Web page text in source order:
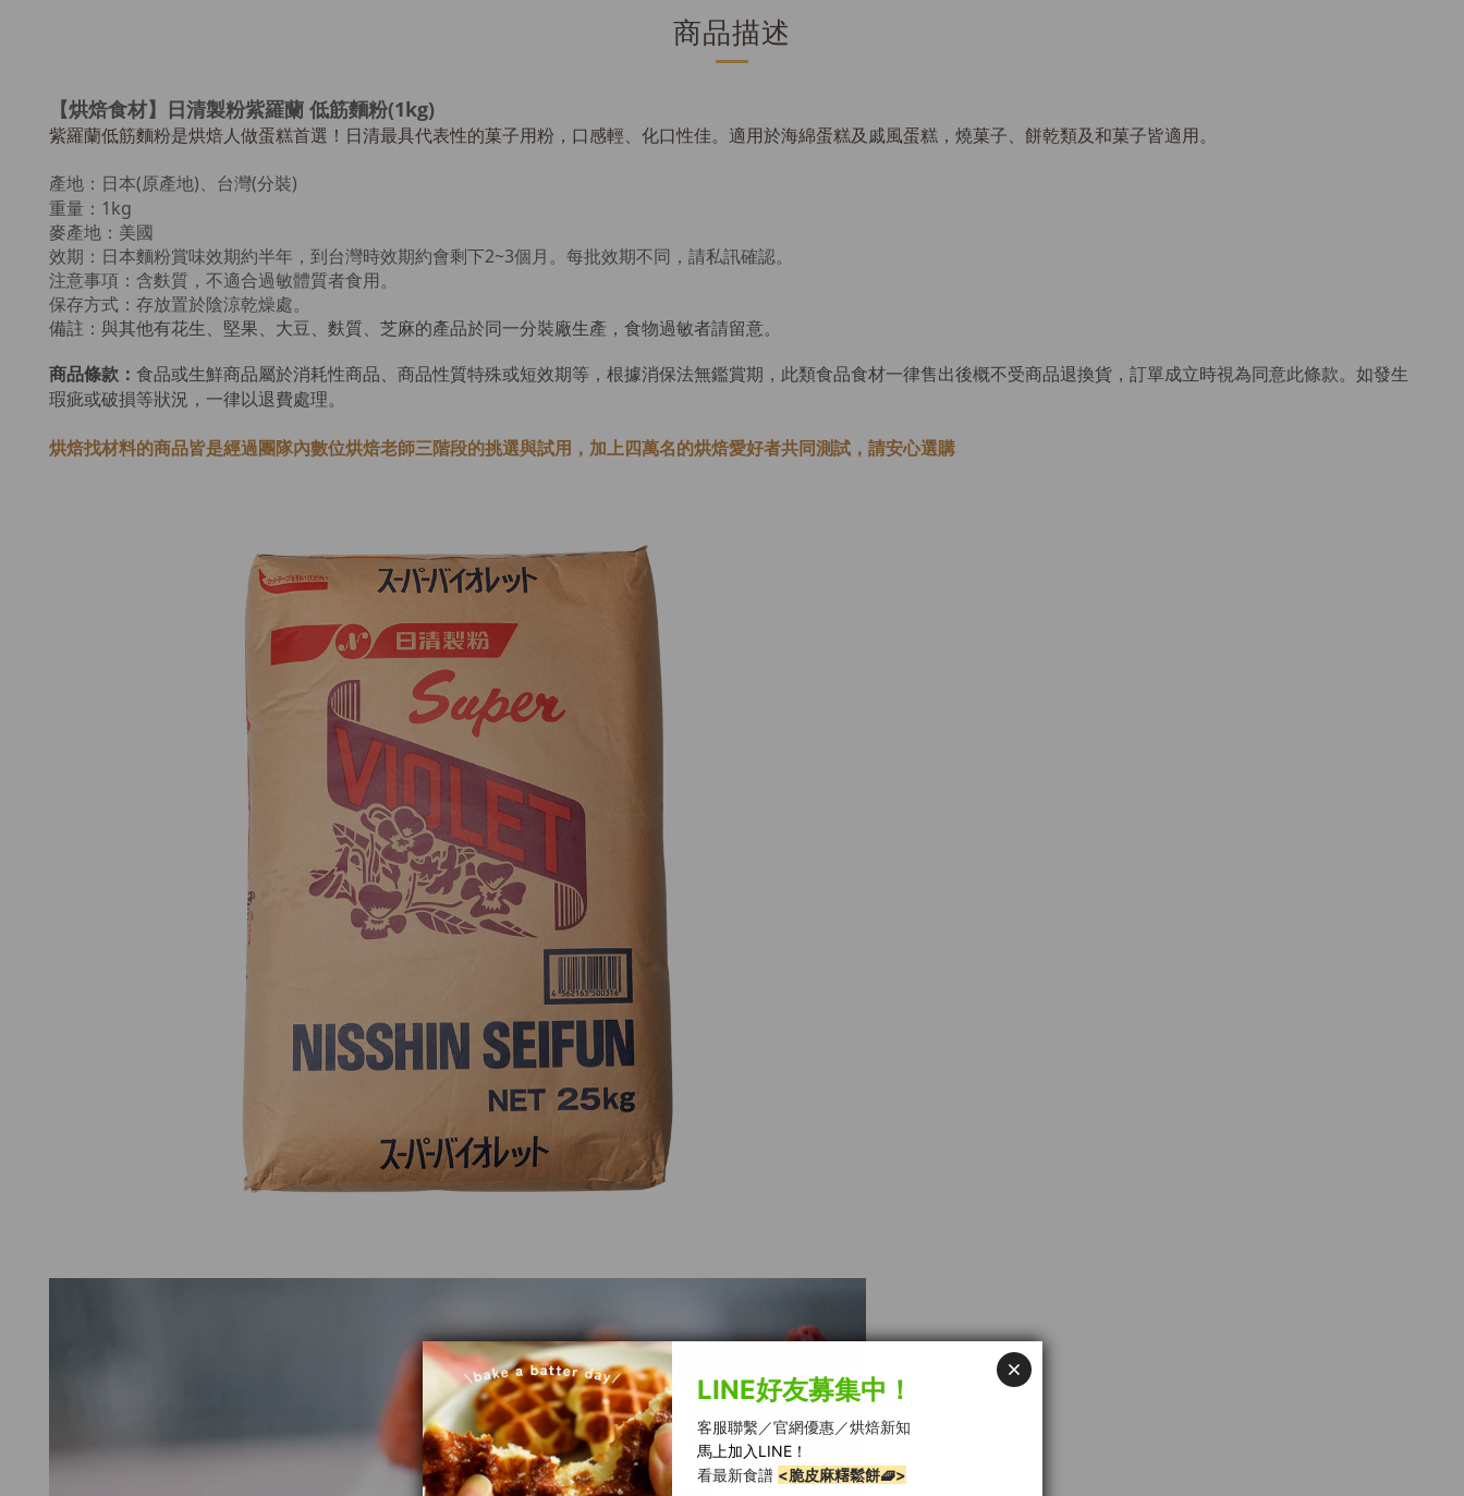
商品描述
【烘焙食材】日清製粉紫羅蘭 低筋麵粉(1kg)
紫羅蘭低筋麵粉是烘焙人做蛋糕首選！日清最具代表性的菓子用粉，口感輕、化口性佳。適用於海綿蛋糕及戚風蛋糕，燒菓子、餅乾類及和菓子皆適用。
產地：日本(原產地)、台灣(分裝)
重量：1kg
麥產地：美國
效期： 日本麵粉賞味效期約半年，到台灣時效期約會剩下2~3個月。 每批效期不同，請私訊確認。
注意事項：含麩質，不適合過敏體質者食用。
保存方式：存放置於陰涼乾燥處。
備註：與其他有花生、堅果、大豆、麩質、芝麻的產品於同一分裝廠生產，食物過敏者請留意。
商品條款： 食品或生鮮商品屬於消耗性商品、商品性質特殊或短效期等，根據消保法無鑑賞期，此類食品食材一律售出後概不受商品退換貨，訂單成立時視為同意此條款。如發生
瑕疵或破損等狀況，一律以退費處理。
烘焙找材料的商品皆是經過團隊內數位烘焙老師三階段的挑選與試用，加上四萬名的烘焙愛好者共同測試，請安心選購